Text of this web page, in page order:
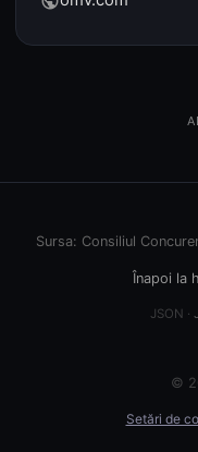
Sursa: Consiliul
Înapoi la
JSON ·
©
Setări de